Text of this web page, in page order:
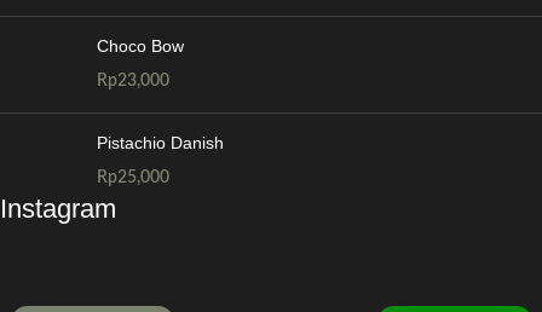
Choco Bow
Rp23,000
Pistachio Danish
Rp25,000
Instagram